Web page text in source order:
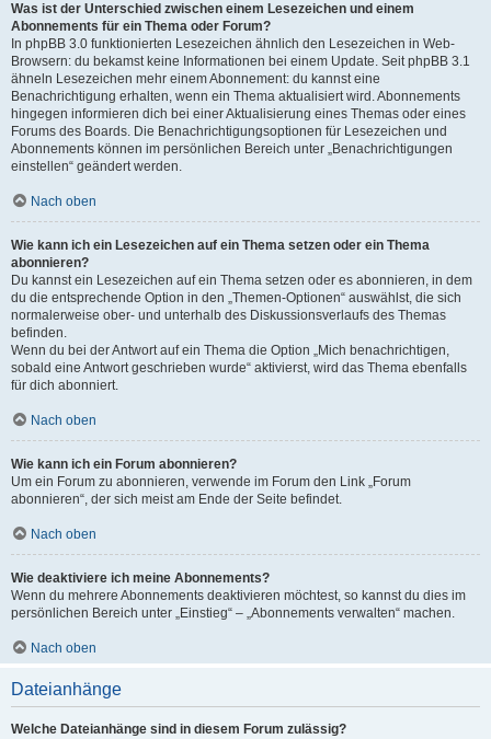
Was ist der Unterschied zwischen einem Lesezeichen und einem
Abonnements für ein Thema oder Forum?
In phpBB 3.0 funktionierten Lesezeichen ähnlich den Lesezeichen in Web-
Browsern: du bekamst keine Informationen bei einem Update. Seit phpBB 3.1
ähneln Lesezeichen mehr einem Abonnement: du kannst eine
Benachrichtigung erhalten, wenn ein Thema aktualisiert wird. Abonnements
hingegen informieren dich bei einer Aktualisierung eines Themas oder eines
Forums des Boards. Die Benachrichtigungsoptionen für Lesezeichen und
Abonnements können im persönlichen Bereich unter „Benachrichtigungen
einstellen“ geändert werden.
Nach oben
Wie kann ich ein Lesezeichen auf ein Thema setzen oder ein Thema
abonnieren?
Du kannst ein Lesezeichen auf ein Thema setzen oder es abonnieren, in dem
du die entsprechende Option in den „Themen-Optionen“ auswählst, die sich
normalerweise ober- und unterhalb des Diskussionsverlaufs des Themas
befinden.
Wenn du bei der Antwort auf ein Thema die Option „Mich benachrichtigen,
sobald eine Antwort geschrieben wurde“ aktivierst, wird das Thema ebenfalls
für dich abonniert.
Nach oben
Wie kann ich ein Forum abonnieren?
Um ein Forum zu abonnieren, verwende im Forum den Link „Forum
abonnieren“, der sich meist am Ende der Seite befindet.
Nach oben
Wie deaktiviere ich meine Abonnements?
Wenn du mehrere Abonnements deaktivieren möchtest, so kannst du dies im
persönlichen Bereich unter „Einstieg“ – „Abonnements verwalten“ machen.
Nach oben
Dateianhänge
Welche Dateianhänge sind in diesem Forum zulässig?